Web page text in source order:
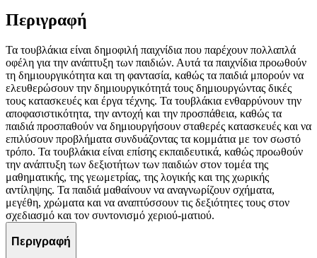
Περιγραφή
Τα τουβλάκια είναι δημοφιλή παιχνίδια που παρέχουν πολλαπλά
οφέλη για την ανάπτυξη των παιδιών. Αυτά τα παιχνίδια προωθούν
τη δημιουργικότητα και τη φαντασία, καθώς τα παιδιά μπορούν να
ελευθερώσουν την δημιουργικότητά τους δημιουργώντας δικές
τους κατασκευές και έργα τέχνης. Τα τουβλάκια ενθαρρύνουν την
αποφασιστικότητα, την αντοχή και την προσπάθεια, καθώς τα
παιδιά προσπαθούν να δημιουργήσουν σταθερές κατασκευές και να
επιλύσουν προβλήματα συνδυάζοντας τα κομμάτια με τον σωστό
τρόπο. Τα τουβλάκια είναι επίσης εκπαιδευτικά, καθώς προωθούν
την ανάπτυξη των δεξιοτήτων των παιδιών στον τομέα της
μαθηματικής, της γεωμετρίας, της λογικής και της χωρικής
αντίληψης. Τα παιδιά μαθαίνουν να αναγνωρίζουν σχήματα,
μεγέθη, χρώματα και να αναπτύσσουν τις δεξιότητες τους στον
σχεδιασμό και τον συντονισμό χεριού-ματιού.
Περιγραφή